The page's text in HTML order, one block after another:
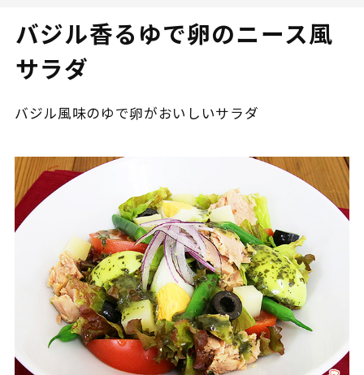
バジル香るゆで卵のニース風
サラダ
バジル風味のゆで卵がおいしいサラダ